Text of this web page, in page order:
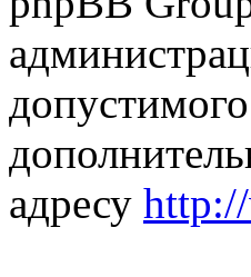
адресу